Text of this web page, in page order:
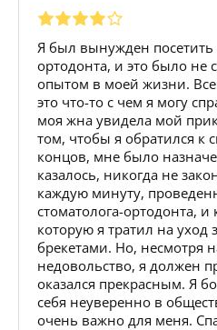
Я был вынужден посетить
ортодонта, и это было
опытом в моей жизни.
это что-то с чем я могу
моя жна увидела мой
том, чтобы я обратился к
концов, мне было
казалось, никогда не
каждую минуту,
стоматолога-ортодонта,
которую я тратил на уход
брекетами. Но, несмотря
недовольство, я должен
оказался прекрасным. Я
себя неуверенно в
очень важно для меня.